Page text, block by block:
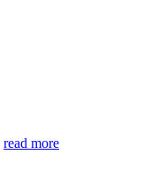
read more